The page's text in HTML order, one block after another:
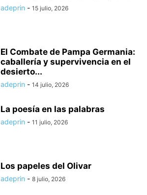
adeprin - 15 julio, 2026
El Combate de Pampa Germania:
caballería y supervivencia en el
desierto...
adeprin - 14 julio, 2026
La poesía en las palabras
adeprin - 11 julio, 2026
Los papeles del Olivar
adeprin - 8 julio, 2026